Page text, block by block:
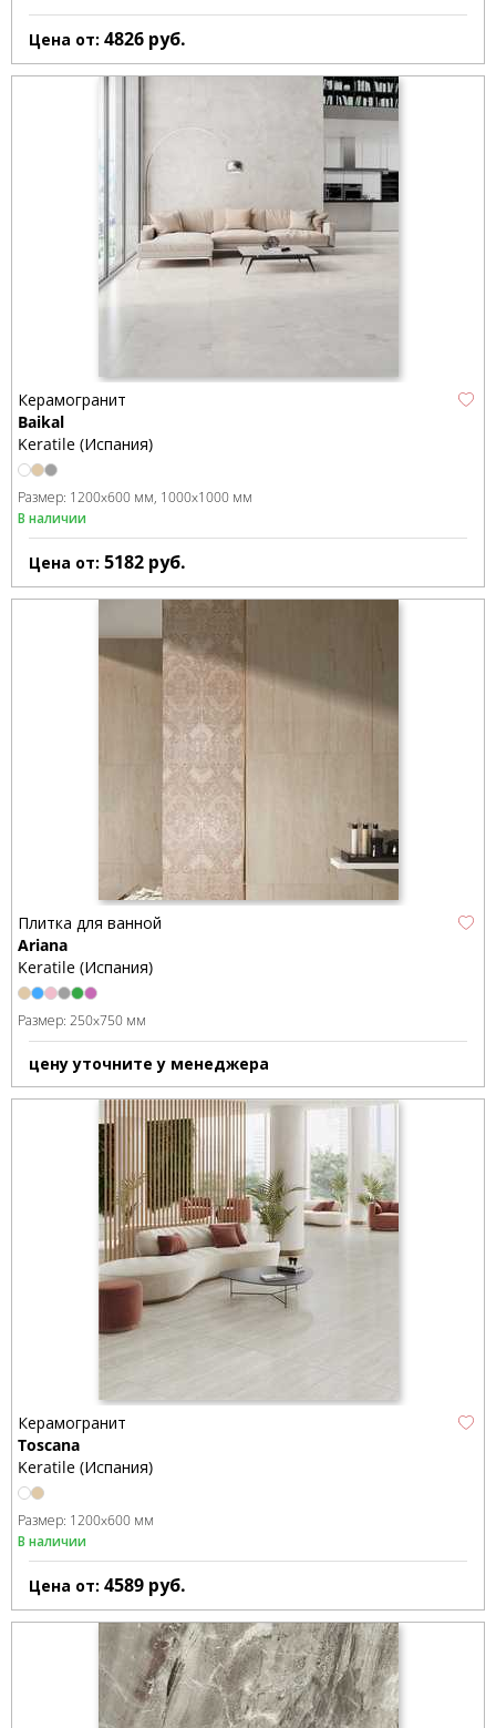
Цена от: 4826 руб.
Керамогранит
Baikal
Keratile (Испания)
Размер: 1200x600 мм 1000x1000 мм
В наличии
Цена от: 5182 руб.
Плитка для ванной
Ariana
Keratile (Испания)
Размер: 250x750 мм
цену уточните у менеджера
Керамогранит
Toscana
Keratile (Испания)
Размер: 1200x600 мм
В наличии
Цена от: 4589 руб.